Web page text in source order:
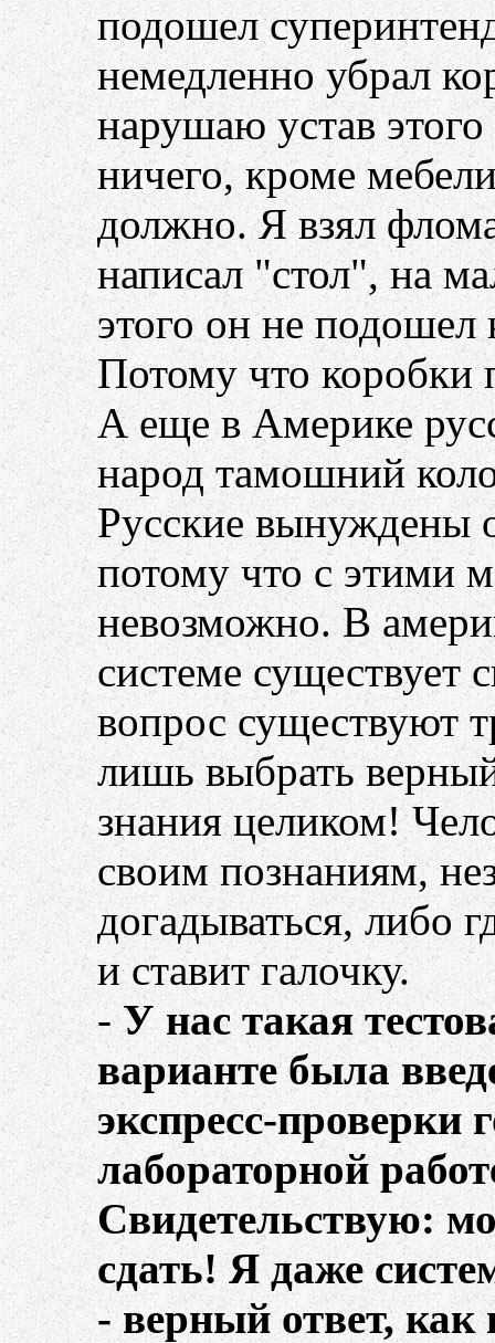
подошел
немедленно убрал
нарушаю устав
ничего, кроме
должно. Я взял
написал "стол", на
этого он не
Потому что коробки
А еще в Америке
народ тамошний
Русские вынуждены
потому что с этими
невозможно. В
системе существует
вопрос существуют
лишь выбрать
знания целиком!
своим познаниям,
догадываться, либо
и ставит галочку.
-У нас такая
варианте была
экспресс-проверки
лабораторной
Свидетельствую:
сдать! Я даже
- верный ответ, как